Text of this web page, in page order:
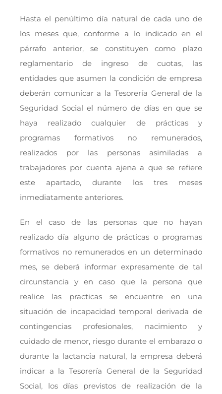
Hasta el penúltimo día natural de cada uno de
los meses que, conforme a lo indicado en el
párrafo anterior, se constituyen como plazo
reglamentario de ingreso de cuotas, las
entidades que asumen la condición de empresa
deberán comunicar a la Tesorería General de la
Seguridad Social el número de días en que se
haya realizado cualquier de prácticas y
programas formativos no remunerados,
realizados por las personas asimiladas a
trabajadores por cuenta ajena a que se refiere
este apartado, durante los tres meses
inmediatamente anteriores.
En el caso de las personas que no hayan
realizado día alguno de prácticas o programas
formativos no remunerados en un determinado
mes, se deberá informar expresamente de tal
circunstancia y en caso que la persona que
realice las practicas se encuentre en una
situación de incapacidad temporal derivada de
contingencias profesionales, nacimiento y
cuidado de menor, riesgo durante el embarazo o
durante la lactancia natural, la empresa deberá
indicar a la Tesorería General de la Seguridad
Social, los días previstos de realización de la